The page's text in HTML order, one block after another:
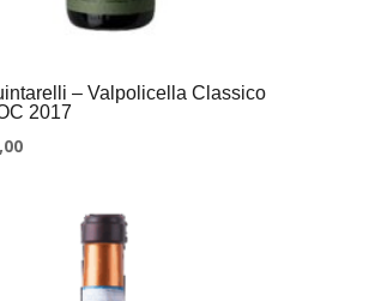
– Valpolicella Classico
2017
Huidige
€125,00.